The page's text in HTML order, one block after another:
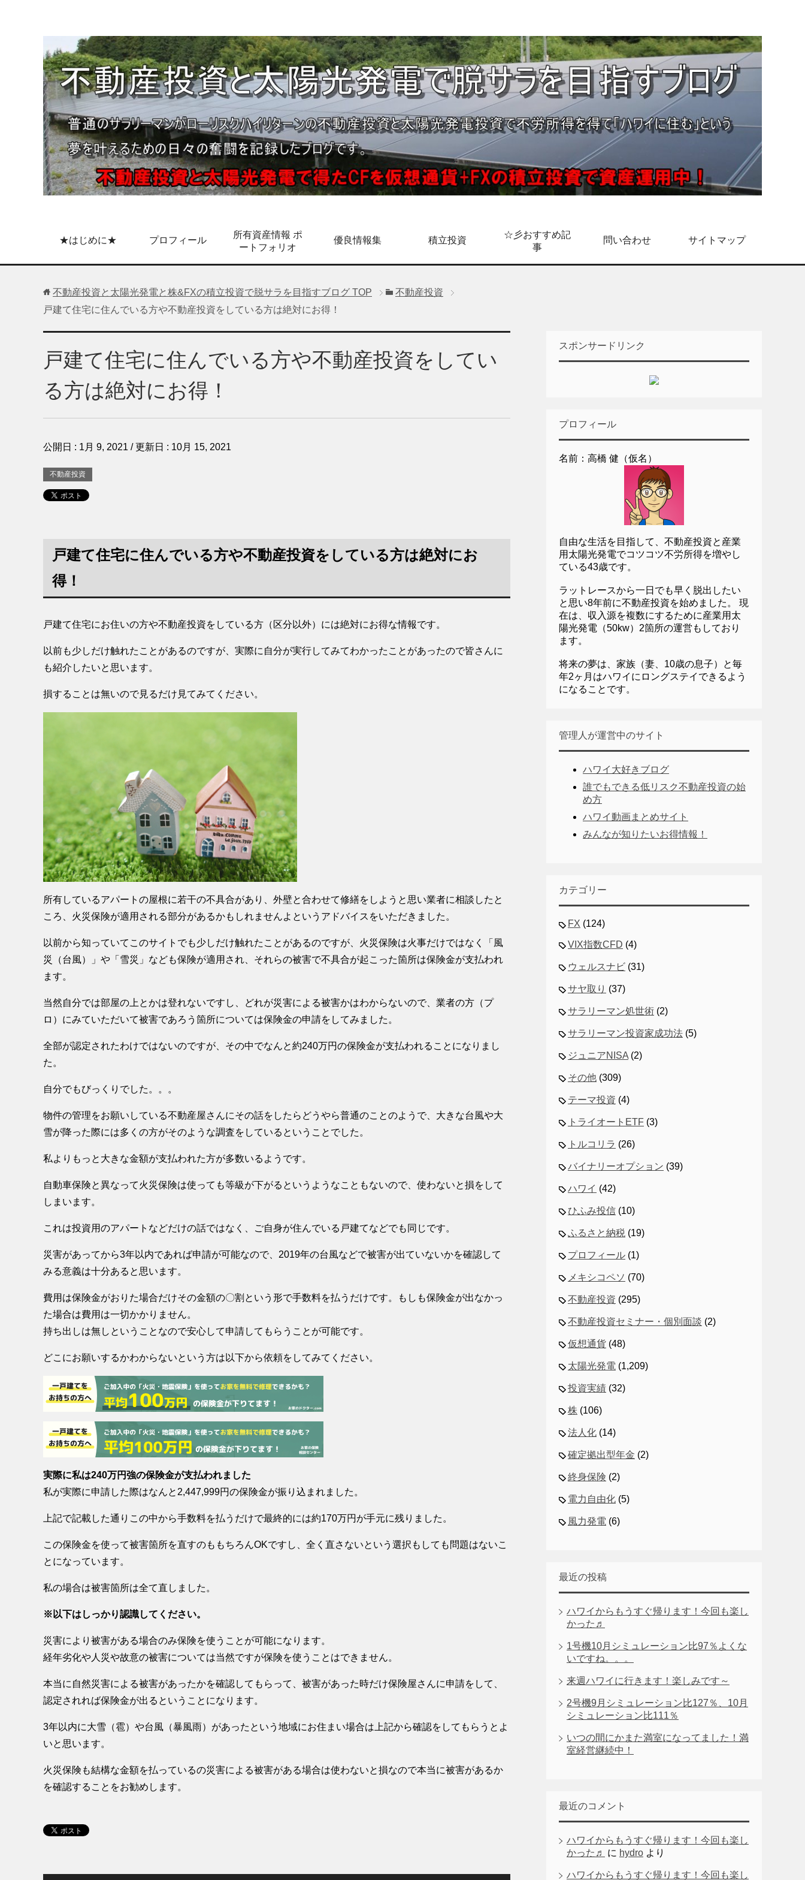
★はじめに★ プロフィール
所有資産情報 ポ
ートフォリオ
優良情報集 積立投資
☆彡おすすめ記
事
問い合わせ サイトマップ
不動産投資と太陽光発電と株&FXの積立投資で脱サラを目指すブログ TOP
不動産投資
戸建て住宅に住んでいる方や不動産投資をしている方は絶対にお得！
戸建て住宅に住んでいる方や不動産投資をしてい
る方は絶対にお得！
公開日 : 1月 9, 2021 / 更新日 : 10月 15, 2021
不動産投資
戸建て住宅に住んでいる方や不動産投資をしている方は絶対にお
得！
戸建て住宅にお住いの方や不動産投資をしている方（区分以外）には絶対にお得な情報です。
以前も少しだけ触れたことがあるのですが、実際に自分が実行してみてわかったことがあったので皆さんに
も紹介したいと思います。
損することは無いので見るだけ見てみてください。
所有しているアパートの屋根に若干の不具合があり、外壁と合わせて修繕をしようと思い業者に相談したと
ころ、火災保険が適用される部分があるかもしれませんよというアドバイスをいただきました。
以前から知っていてこのサイトでも少しだけ触れたことがあるのですが、火災保険は火事だけではなく「風
災（台風）」や「雪災」なども保険が適用され、それらの被害で不具合が起こった箇所は保険金が支払われ
ます。
当然自分では部屋の上とかは登れないですし、どれが災害による被害かはわからないので、業者の方（プ
ロ）にみていただいて被害であろう箇所については保険金の申請をしてみました。
全部が認定されたわけではないのですが、その中でなんと約240万円の保険金が支払われることになりまし
た。
自分でもびっくりでした。。。
物件の管理をお願いしている不動産屋さんにその話をしたらどうやら普通のことのようで、大きな台風や大
雪が降った際には多くの方がそのような調査をしているということでした。
私よりもっと大きな金額が支払われた方が多数いるようです。
自動車保険と異なって火災保険は使っても等級が下がるというようなこともないので、使わないと損をして
しまいます。
これは投資用のアパートなどだけの話ではなく、ご自身が住んでいる戸建てなどでも同じです。
災害があってから3年以内であれば申請が可能なので、2019年の台風などで被害が出ていないかを確認して
みる意義は十分あると思います。
費用は保険金がおりた場合だけその金額の〇割という形で手数料を払うだけです。もしも保険金が出なかっ
た場合は費用は一切かかりません。
持ち出しは無しということなので安心して申請してもらうことが可能です。
どこにお願いするかわからないという方は以下から依頼をしてみてください。
実際に私は240万円強の保険金が支払われました
私が実際に申請した際はなんと2,447,999円の保険金が振り込まれました。
上記で記載した通りこの中から手数料を払うだけで最終的には約170万円が手元に残りました。
この保険金を使って被害箇所を直すのももちろんOKですし、全く直さないという選択もしても問題はないこ
とになっています。
私の場合は被害箇所は全て直しました。
※以下はしっかり認識してください。
災害により被害がある場合のみ保険を使うことが可能になります。
経年劣化や人災や故意の被害については当然ですが保険を使うことはできません。
本当に自然災害による被害があったかを確認してもらって、被害があった時だけ保険屋さんに申請をして、
認定されれば保険金が出るということになります。
3年以内に大雪（雹）や台風（暴風雨）があったという地域にお住まい場合は上記から確認をしてもらうとよ
いと思います。
火災保険も結構な金額を払っているの災害による被害がある場合は使わないと損なので本当に被害があるか
を確認することをお勧めします。
スポンサードリンク
プロフィール
名前：高橋 健（仮名）
自由な生活を目指して、不動産投資と産業
用太陽光発電でコツコツ不労所得を増やし
ている43歳です。
ラットレースから一日でも早く脱出したい
と思い8年前に不動産投資を始めました。 現
在は、収入源を複数にするために産業用太
陽光発電（50kw）2箇所の運営もしており
ます。
将来の夢は、家族（妻、10歳の息子）と毎
年2ヶ月はハワイにロングステイできるよう
になることです。
管理人が運営中のサイト
ハワイ大好きブログ
誰でもできる低リスク不動産投資の始
め方
ハワイ動画まとめサイト
みんなが知りたいお得情報！
カテゴリー
FX (124)
VIX指数CFD (4)
ウェルスナビ (31)
サヤ取り (37)
サラリーマン処世術 (2)
サラリーマン投資家成功法 (5)
ジュニアNISA (2)
その他 (309)
テーマ投資 (4)
トライオートETF (3)
トルコリラ (26)
バイナリーオプション (39)
ハワイ (42)
ひふみ投信 (10)
ふるさと納税 (19)
プロフィール (1)
メキシコペソ (70)
不動産投資 (295)
不動産投資セミナー・個別面談 (2)
仮想通貨 (48)
太陽光発電 (1,209)
投資実績 (32)
株 (106)
法人化 (14)
確定拠出型年金 (2)
終身保険 (2)
電力自由化 (5)
風力発電 (6)
最近の投稿
ハワイからもうすぐ帰ります！今回も楽し
かった♬
1号機10月シミュレーション比97％よくな
いですね。。。
来週ハワイに行きます！楽しみです～
2号機9月シミュレーション比127％、10月
シミュレーション比111％
いつの間にかまた満室になってました！満
室経営継続中！
最近のコメント
ハワイからもうすぐ帰ります！今回も楽し
かった♬
に hydro より
ハワイからもうすぐ帰ります！今回も楽し